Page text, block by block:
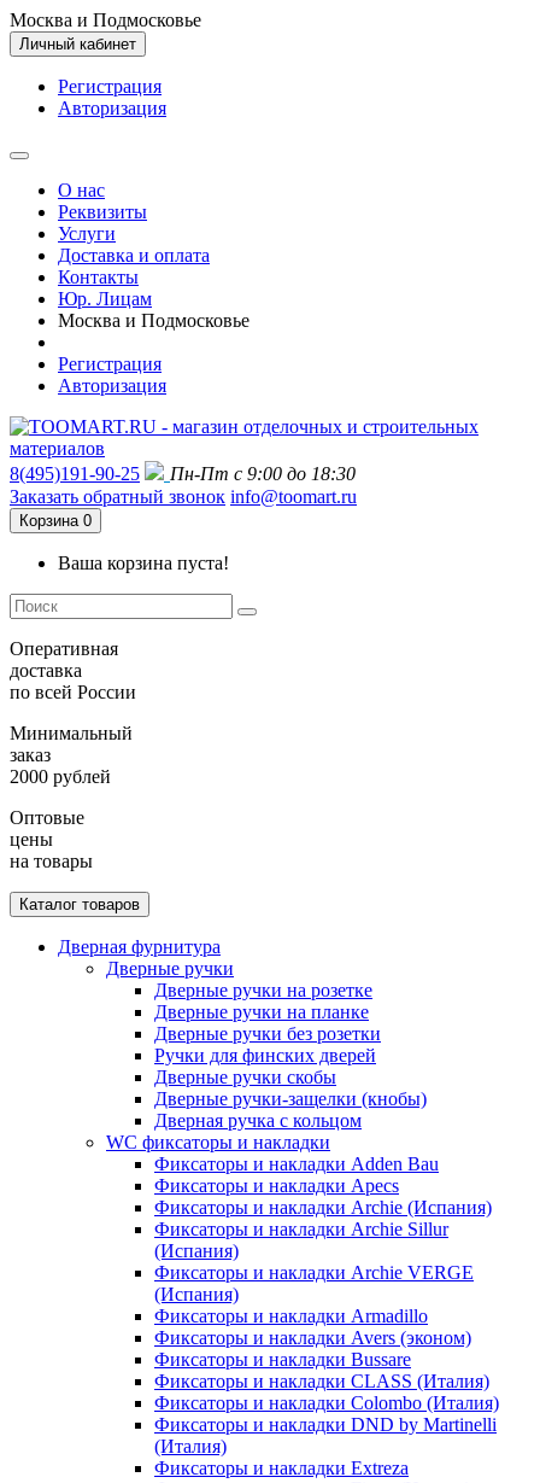
Москва и Подмосковье
Личный кабинет
Регистрация
Авторизация
О нас
Реквизиты
Услуги
Доставка и оплата
Контакты
Юр. Лицам
Москва и Подмосковье
Регистрация
Авторизация
8(495)191-90-25
Пн-Пт с 9:00 до 18:30
Заказать обратный звонок info@toomart.ru
Корзина 0
Ваша корзина пуста!
Оперативная
доставка
по всей России
Минимальный
заказ
2000 рублей
Оптовые
цены
на товары
Каталог товаров
Дверная фурнитура
Дверные ручки
Дверные ручки на розетке
Дверные ручки на планке
Дверные ручки без розетки
Ручки для финских дверей
Дверные ручки скобы
Дверные ручки-защелки (кнобы)
Дверная ручка с кольцом
WC фиксаторы и накладки
Фиксаторы и накладки Adden Bau
Фиксаторы и накладки Apecs
Фиксаторы и накладки Archie (Испания)
Фиксаторы и накладки Archie Sillur
(Испания)
Фиксаторы и накладки Archie VERGE
(Испания)
Фиксаторы и накладки Armadillo
Фиксаторы и накладки Avers (эконом)
Фиксаторы и накладки Bussare
Фиксаторы и накладки CLASS (Италия)
Фиксаторы и накладки Colombo (Италия)
Фиксаторы и накладки DND by Martinelli
(Италия)
Фиксаторы и накладки Extreza